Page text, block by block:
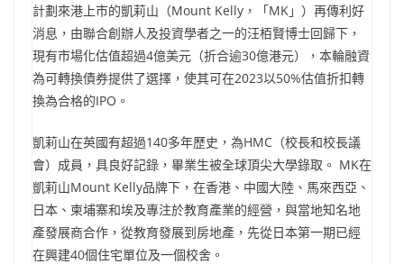
計劃來港上市的凱莉山（Mount Kelly，「MK」）再傳利好
消息，由聯合創辦人及投資學者之一的汪栢賢博士回歸下，
現有市場化估值超過4億美元（折合逾30億港元），本輪融資
為可轉換債券提供了選擇，使其可在2023以50%估值折扣轉
換為合格的IPO。
凱莉山在英國有超過140多年歷史，為HMC（校長和校長議
會）成員，具良好記錄，畢業生被全球頂尖大學錄取。 MK在
凱莉山Mount Kelly品牌下，在香港、中國大陸、馬來西亞、
日本、柬埔寨和埃及專注於教育產業的經營，與當地知名地
產發展商合作，從教育發展到房地產，先從日本第一期已經
在興建40個住宅單位及一個校舍。